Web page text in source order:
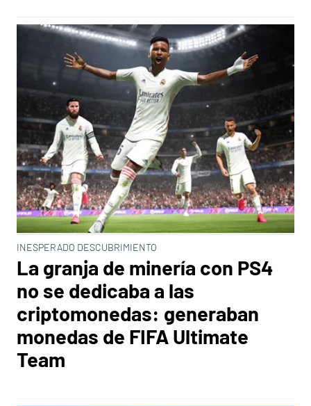
INESPERADO DESCUBRIMIENTO
La granja de minería con PS4
no se dedicaba a las
criptomonedas: generaban
monedas de FIFA Ultimate
Team